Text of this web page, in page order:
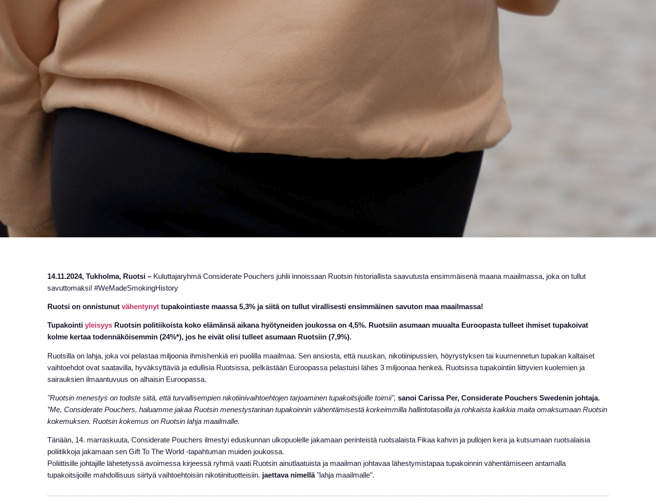
14.11.2024, Tukholma, Ruotsi – Kuluttajaryhmä Considerate Pouchers juhlii innoissaan Ruotsin historiallista saavutusta ensimmäisenä maana maailmassa, joka on tullut
savuttomaksi! #WeMadeSmokingHistory
Ruotsi on onnistunut vähentynyt tupakointiaste maassa 5,3% ja siitä on tullut virallisesti ensimmäinen savuton maa maailmassa!
Tupakointi yleisyys Ruotsin politiikoista koko elämänsä aikana hyötyneiden joukossa on 4,5%. Ruotsiin asumaan muualta Euroopasta tulleet ihmiset tupakoivat
kolme kertaa todennäköisemmin (24%*), jos he eivät olisi tulleet asumaan Ruotsiin (7,9%).
Ruotsilla on lahja, joka voi pelastaa miljoonia ihmishenkiä eri puolilla maailmaa. Sen ansiosta, että nuuskan, nikotiinipussien, höyrystyksen tai kuumennetun tupakan kaltaiset
vaihtoehdot ovat saatavilla, hyväksyttäviä ja edullisia Ruotsissa, pelkästään Euroopassa pelastuisi lähes 3 miljoonaa henkeä. Ruotsissa tupakointiin liittyvien kuolemien ja
sairauksien ilmaantuvuus on alhaisin Euroopassa.
"Ruotsin menestys on todiste siitä, että turvallisempien nikotiinivaihtoehtojen tarjoaminen tupakoitsijoille toimii", sanoi Carissa Per, Considerate Pouchers Swedenin johtaja.
”Me, Considerate Pouchers, haluamme jakaa Ruotsin menestystarinan tupakoinnin vähentämisestä korkeimmilla hallintotasoilla ja rohkaista kaikkia maita omaksumaan Ruotsin
kokemuksen. Ruotsin kokemus on Ruotsin lahja maailmalle.
Tänään, 14. marraskuuta, Considerate Pouchers ilmestyi eduskunnan ulkopuolelle jakamaan perinteistä ruotsalaista Fikaa kahvin ja pullojen kera ja kutsumaan ruotsalaisia
poliitikkoja jakamaan sen Gift To The World -tapahtuman muiden joukossa.
Poliittisille johtajille lähetetyssä avoimessa kirjeessä ryhmä vaati Ruotsin ainutlaatuista ja maailman johtavaa lähestymistapaa tupakoinnin vähentämiseen antamalla
tupakoitsijoille mahdollisuus siirtyä vaihtoehtoisiin nikotiinituotteisiin. jaettava nimellä"lahja maailmalle".